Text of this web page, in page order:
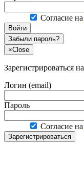
Согласие на
Войти
Забыли пароль?
×Close
Зарегистрироваться
Логин (email)
Пароль
Согласие на
Зарегистрироваться